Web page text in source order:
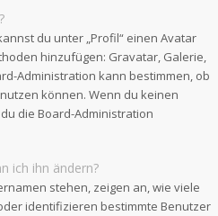
du unter „Profil“ einen Avatar
hinzufügen: Gravatar, Galerie,
Administration kann bestimmen, ob
können. Wenn du keinen
die Board-Administration
ich ihn ändern?
stehen, zeigen an, wie viele
identifizieren bestimmte Benutzer